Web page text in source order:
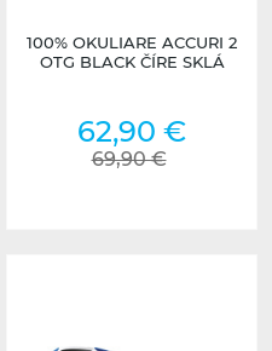
100% OKULIARE ACCURI 2
OTG BLACK ČÍRE SKLÁ
62,90 €
69,90 €